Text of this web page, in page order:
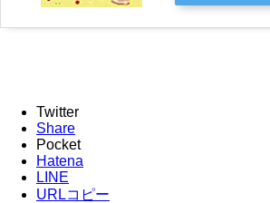
Twitter
Share
Pocket
Hatena
LINE
URLコピー